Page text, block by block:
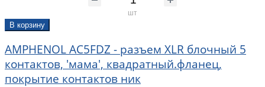
шт
В корзину
AMPHENOL AC5FDZ - разъем XLR блочный 5
контактов, 'мама', квадратный.фланец,
покрытие контактов ник